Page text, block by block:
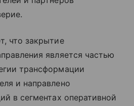
что закрытие
является частью
трансформации
и направлено
в сегментах оперативной